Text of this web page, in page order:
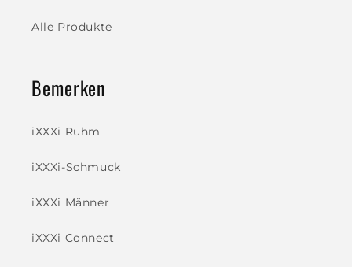
Alle Produkte
Bemerken
iXXXi Ruhm
iXXXi-Schmuck
iXXXi Männer
iXXXi Connect